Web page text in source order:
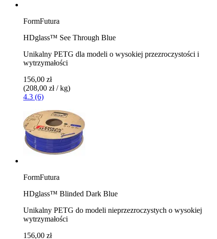
FormFutura
HDglass™ See Through Blue
Unikalny PETG dla modeli o wysokiej przezroczystości i
wytrzymałości
156,00 zł
(208,00 zł / kg)
4.3 (6)
FormFutura
HDglass™ Blinded Dark Blue
Unikalny PETG do modeli nieprzezroczystych o wysokiej
wytrzymałości
156,00 zł